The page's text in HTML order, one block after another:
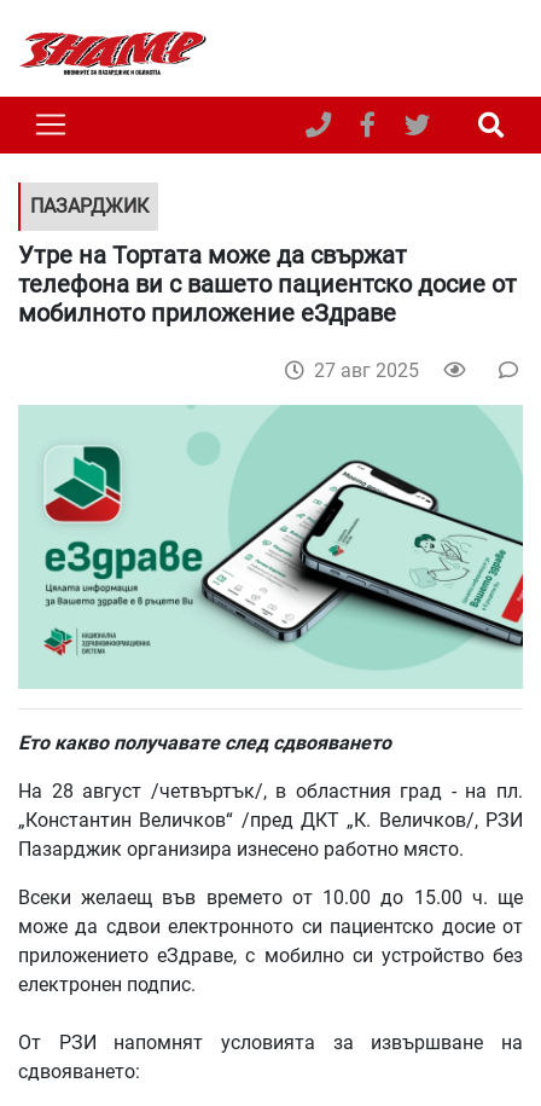
ПАЗАРДЖИК
Утре на Тортата може да свържат
телефона ви с вашето пациентско досие от
мобилното приложение еЗдраве
27 авг 2025
Ето какво получавате след сдвояването
На 28 август /четвъртък/, в областния град - на пл.
„Константин Величков“ /пред ДКТ „К. Величков/, РЗИ
Пазарджик организира изнесено работно място.
Всеки желаещ във времето от 10.00 до 15.00 ч. ще
може да сдвои електронното си пациентско досие от
приложението еЗдраве, с мобилно си устройство без
електронен подпис.
От РЗИ напомнят условията за извършване на
сдвояването: